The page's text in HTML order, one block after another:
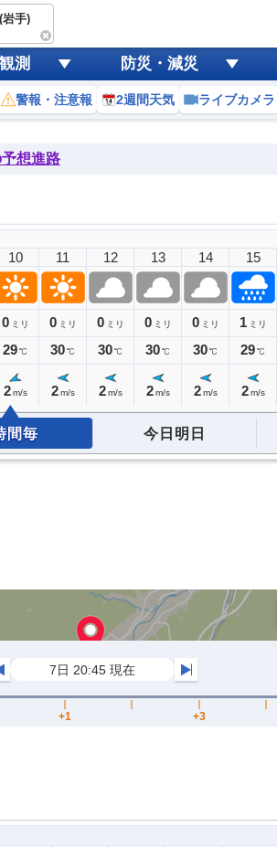
岩手)
測 防災・減災
警報・注意報 2週間天気 ライブカメラ
想進路
10
0 ミリ
29℃
2 m/s
11
0 ミリ
30℃
2 m/s
12
0 ミリ
30℃
2 m/s
13
0 ミリ
30℃
2 m/s
14
0 ミリ
30℃
2 m/s
15
1 ミリ
29℃
2 m/s
間毎 今日明日